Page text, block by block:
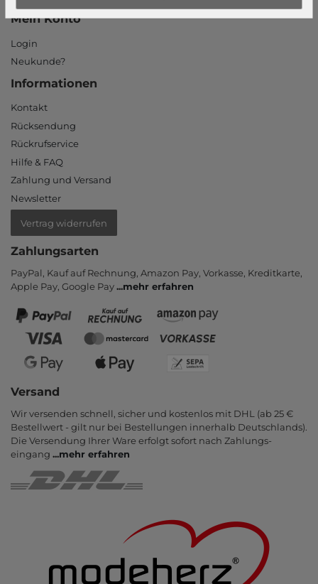
Mein Konto
Login
Neukunde?
Informationen
Kontakt
Rücksendung
Rückrufservice
Hilfe & FAQ
Zahlung und Versand
Newsletter
Vertrag widerrufen
Zahlungsarten
PayPal, Kauf auf Rechnung, Amazon Pay, Vor­kasse, Kredit­karte,
Apple Pay, Google Pay...mehr erfahren
Versand
Wir versenden schnell, sicher und kostenlos mit DHL (ab 25 €
Bestell­wert - gilt nur bei Bestel­lungen inner­halb Deutsch­lands).
Die Ver­sendung Ihrer Ware er­folgt sofort nach Zahlungs­
eingang ...mehr erfahren